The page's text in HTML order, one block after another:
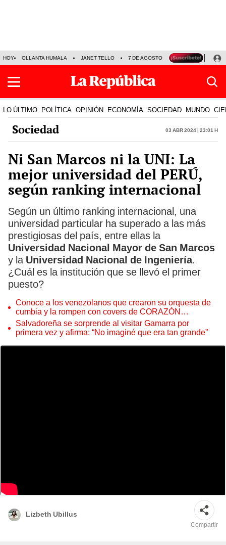
HOY OLLANTA HUMALA JANET TELLO 7 DE AGOSTO TINKA RESULTADOS
LO ÚLTIMO POLÍTICA OPINIÓN ECONOMÍA SOCIEDAD MUNDO
Sociedad 03 Abr 2024 | 23:01 h
Ni San Marcos ni la UNI: La
mejor universidad del PERÚ,
según ranking internacional
Según un último ranking internacional, una
universidad particular ha superado a las más
prestigiosas del país, entre ellas la
Universidad Nacional Mayor de San Marcos
y la Universidad Nacional de Ingeniería.
¿Cuál es la institución que se llevó el primer
puesto?
Conoce a los venezolanos que crearon su orquesta de
cumbia y la rompen con covers de CORAZÓN
SERRANO y Agua Marina
Salvadoreña se sorprende al visitar Gamarra por
primera vez y afirma: “No imaginé que era tan grande”
decisiones. Foto: composición LR/difusión
Lizbeth Ubillus
Compartir